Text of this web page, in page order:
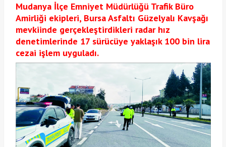
Mudanya İlçe Emniyet Müdürlüğü Trafik Büro
Amirliği ekipleri, Bursa Asfaltı Güzelyalı Kavşağı
mevkiinde gerçekleştirdikleri radar hız
denetimlerinde 17 sürücüye yaklaşık 100 bin lira
cezai işlem uyguladı.